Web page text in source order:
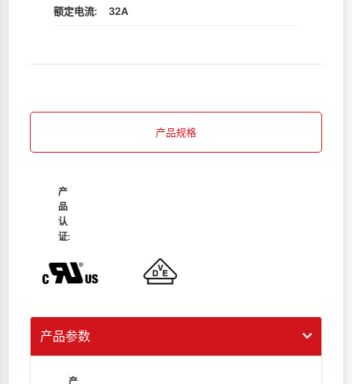
额定电流: 32A
产品规格
产
品
认
证:
产品参数
产